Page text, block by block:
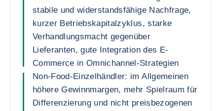
stabile und widerstandsfähige Nachfrage,
kurzer Betriebskapitalzyklus, starke
Verhandlungsmacht gegenüber
Lieferanten, gute Integration des E-
Commerce in Omnichannel-Strategien
Non-Food-Einzelhändler: im Allgemeinen
höhere Gewinnmargen, mehr Spielraum für
Differenzierung und nicht preisbezogenen